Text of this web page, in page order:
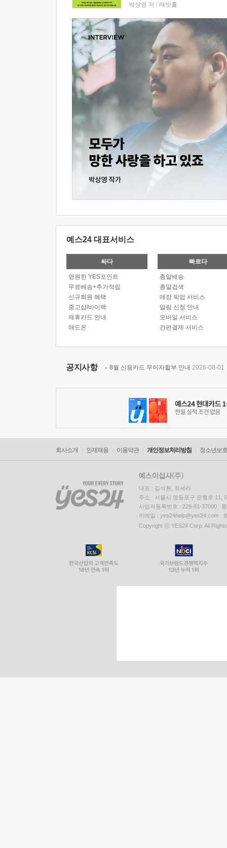
박상영 저 래빗홀
예스24 대표서비스
싸다
영원한 YES포인트
무료배송+추가적립
신규회원 혜택
중고샵/바이백
제휴카드 안내
애드온
빠르다
총알배송
총알검색
매장 픽업 서비스
알림 신청 안내
모바일 서비스
간편결제 서비스
공지사항 8월 신용카드 무이자할부 안내 2026-08-01
회사소개 인재채용 이용약관 개인정보처리방침 청소년보
대표 : 김석환, 최세라
주소 : 서울시 영등포구 은행로 11,
사업자등록번호 : 229-81-37000
이메일 : yes24help@yes24.com
Copyright ⓒ YES24 Corp. All